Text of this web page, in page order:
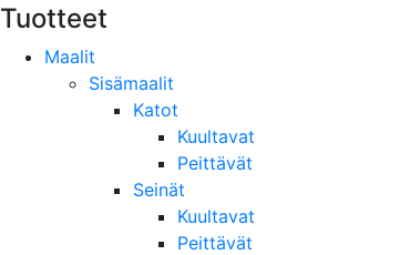
Tuotteet
Maalit
Sisämaalit
Katot
Kuultavat
Peittävät
Seinät
Kuultavat
Peittävät